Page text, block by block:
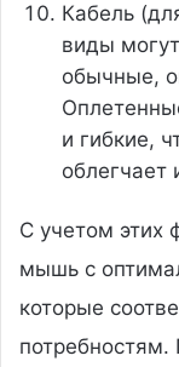
Кабель
виды
обычные,
и гибкие,
облегчает
С учетом этих
мышь с
которые